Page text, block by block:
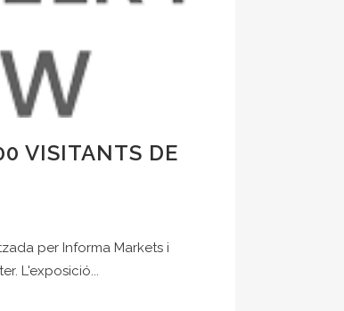
VISITANTS DE
per Informa Markets i
L'exposició...